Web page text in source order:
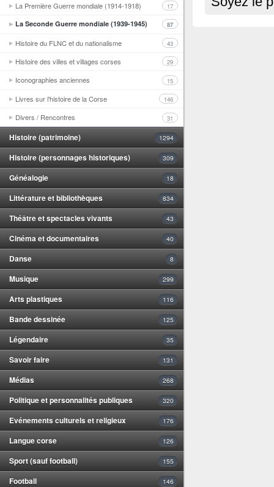
La Première Guerre mondiale (1914-1918) 17
La Seconde Guerre mondiale (1939-1945) 87
Histoire du FLNC et du nationalisme 43
Histoire des villes et villages corses 29
Iconographies anciennes 15
Livres sur l'histoire de la Corse 146
Divers / Rencontres 31
Histoire (patrimoine) 1294
Histoire (personnages historiques) 309
Généalogie 18
Littérature et bibliothèques 834
Théâtre et spectacles vivants 43
Cinéma et documentaires 40
Danse 8
Musique 299
Arts plastiques 116
Bande dessinée 125
Légendaire 35
Savoir faire 131
Médias 268
Politique et personnalités publiques 320
Evénements culturels et religieux 176
Langue corse 126
Sport (sauf football) 155
Football 146